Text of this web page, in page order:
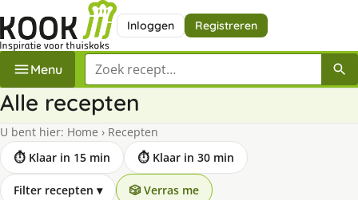
Inloggen Registreren
Menu Zoek een recept
Alle recepten
U bent hier: Home › Recepten
⏱ Klaar in 15 min
⏱ Klaar in 30 min
Filter recepten ▾ 🎲 Verras me